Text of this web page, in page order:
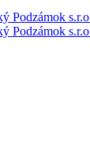
Podzámok
Podzámok